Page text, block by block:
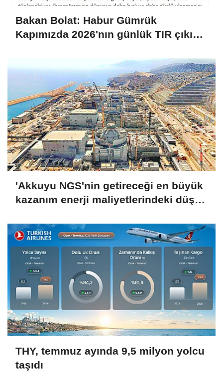
Bakan Bolat: Habur Gümrük
Kapımızda 2026'nın günlük TIR çıkış
'Akkuyu NGS'nin getireceği en büyük
kazanım enerji maliyetlerindeki düşüş
THY, temmuz ayında 9,5 milyon yolcu
taşıdı